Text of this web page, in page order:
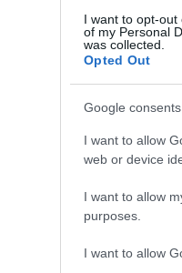
I want to opt-out
of my Personal
was collected.
Opted Out
Google consents
I want to allow
web or device
I want to allow
purposes.
I want to allow